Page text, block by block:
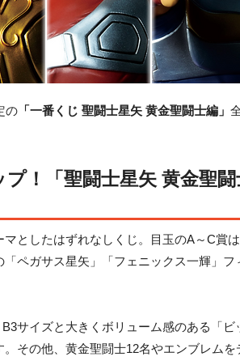
の 「一番くじ 聖闘士星矢 黄金聖闘士編」
！「聖闘士星矢 黄金聖闘
マとしたはずれなしくじ。目玉のA～C賞
ペガサス星矢」「フェニックス一輝」フ
サイズと大きくボリューム感のある「ビ
その他、黄金聖闘士12名やエンブレムを